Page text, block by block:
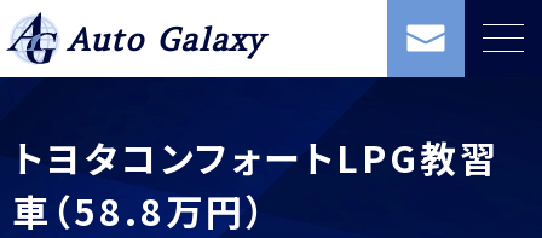
Auto Galaxy
トヨタコンフォートLPG教習
車（58.8万円）